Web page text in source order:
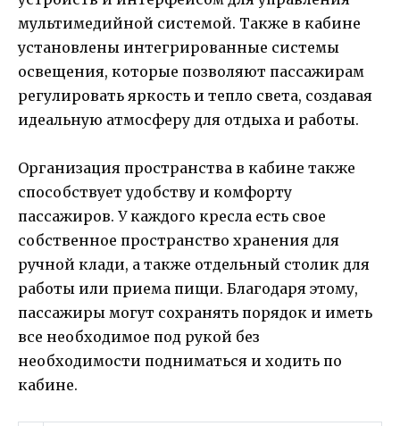
мультимедийной системой. Также в кабине
установлены интегрированные системы
освещения, которые позволяют пассажирам
регулировать яркость и тепло света, создавая
идеальную атмосферу для отдыха и работы.
Организация пространства в кабине также
способствует удобству и комфорту
пассажиров. У каждого кресла есть свое
собственное пространство хранения для
ручной клади, а также отдельный столик для
работы или приема пищи. Благодаря этому,
пассажиры могут сохранять порядок и иметь
все необходимое под рукой без
необходимости подниматься и ходить по
кабине.